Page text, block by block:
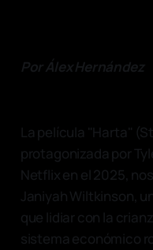
Por Álex Hernández
La película "Harta"
protagonizada por
Netflix en el 2025,
Janiyah Wiltkinson,
que lidiar con la
sistema económico